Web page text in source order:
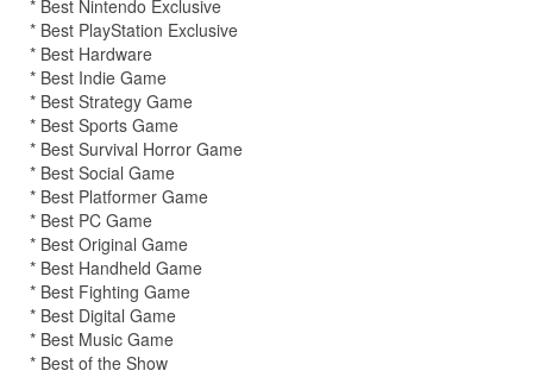
* Best Nintendo Exclusive
* Best PlayStation Exclusive
* Best Hardware
* Best Indie Game
* Best Strategy Game
* Best Sports Game
* Best Survival Horror Game
* Best Social Game
* Best Platformer Game
* Best PC Game
* Best Original Game
* Best Handheld Game
* Best Fighting Game
* Best Digital Game
* Best Music Game
* Best of the Show